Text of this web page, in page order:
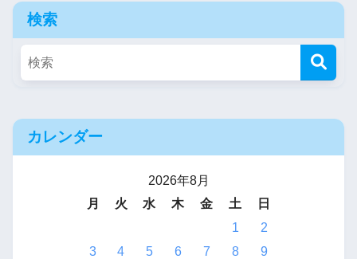
検索
カレンダー
2026年8月
月
火 水 木 金 土
日
1
2
3
4 5 6 7 8
9